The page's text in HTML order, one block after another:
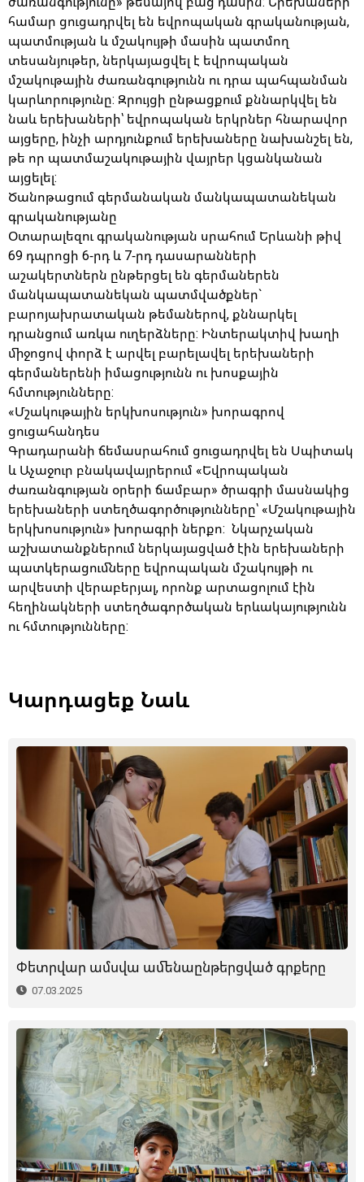
համար ցուցադրվել են եվրոպական գրականության,
պատմության և մշակույթի մասին պատմող
տեսանյութեր, ներկայացվել է եվրոպական
մշակութային ժառանգությունն ու դրա պահպանման
կարևորությունը: Զրույցի ընթացքում քննարկվել են
նաև երեխաների՝ եվրոպական երկրներ հնարավոր
այցերը, ինչի արդյունքում երեխաները նախանշել են,
թե որ պատմաշակութային վայրեր կցանկանան
այցելել:
Ծանոթացում գերմանական մանկապատանեկան
գրականությանը
Օտարալեզու գրականության սրահում Երևանի թիվ
69 դպրոցի 6-րդ և 7-րդ դասարանների
աշակերտներն ընթերցել են գերմաներեն
մանկապատանեկան պատմվածքներ`
բարոյախրատական թեմաներով, քննարկել
դրանցում առկա ուղերձները: Ինտերակտիվ խաղի
միջոցով փորձ է արվել բարելավել երեխաների
գերմաներենի իմացությունն ու խոսքային
հմտությունները:
«Մշակութային երկխոսություն» խորագրով
ցուցահանդես
Գրադարանի ճեմասրահում ցուցադրվել են Սպիտակ
և Աչաջուր բնակավայրերում «Եվրոպական
ժառանգության օրերի ճամբար» ծրագրի մասնակից
երեխաների ստեղծագործությունները՝ «Մշակութային
երկխոսություն» խորագրի ներքո: Նկարչական
աշխատանքներում ներկայացված էին երեխաների
պատկերացումները եվրոպական մշակույթի ու
արվեստի վերաբերյալ, որոնք արտացոլում էին
հեղինակների ստեղծագործական երևակայությունն
ու հմտությունները:
Կարդացեք Նաև
Փետրվար ամսվա ամենաընթերցված գրքերը
07.03.2025